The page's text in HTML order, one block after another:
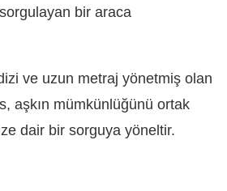
bir araca
ve uzun metraj yönetmiş olan
aşkın mümkünlüğünü ortak
dair bir sorguya yöneltir.